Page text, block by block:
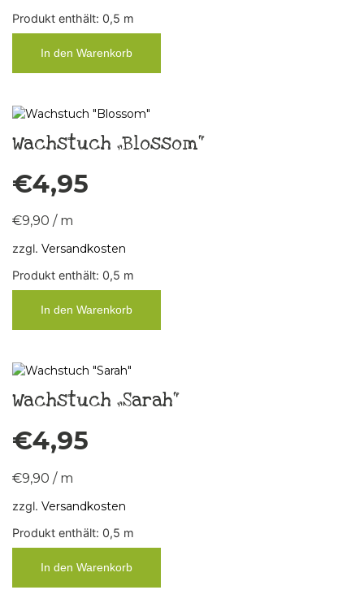
Produkt enthält: 0,5 m
In den Warenkorb
Wachstuch „Blossom“
€4,95
€9,90 / m
zzgl. Versandkosten
Produkt enthält: 0,5 m
In den Warenkorb
Wachstuch „Sarah“
€4,95
€9,90 / m
zzgl. Versandkosten
Produkt enthält: 0,5 m
In den Warenkorb